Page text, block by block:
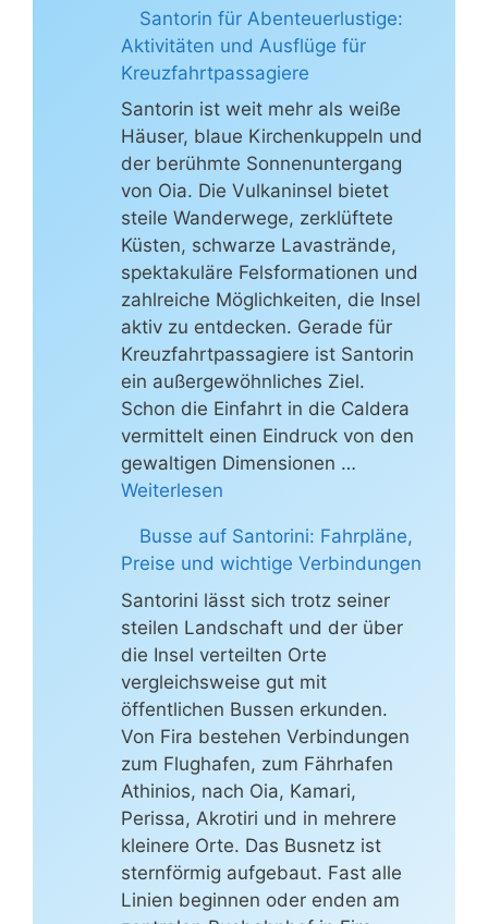
Santorin für Abenteuerlustige:
Aktivitäten und Ausflüge für
Kreuzfahrtpassagiere
Santorin ist weit mehr als weiße
Häuser, blaue Kirchenkuppeln und
der berühmte Sonnenuntergang
von Oia. Die Vulkaninsel bietet
steile Wanderwege, zerklüftete
Küsten, schwarze Lavastrände,
spektakuläre Felsformationen und
zahlreiche Möglichkeiten, die Insel
aktiv zu entdecken. Gerade für
Kreuzfahrtpassagiere ist Santorin
ein außergewöhnliches Ziel.
Schon die Einfahrt in die Caldera
vermittelt einen Eindruck von den
gewaltigen Dimensionen …
Weiterlesen
Busse auf Santorini: Fahrpläne,
Preise und wichtige Verbindungen
Santorini lässt sich trotz seiner
steilen Landschaft und der über
die Insel verteilten Orte
vergleichsweise gut mit
öffentlichen Bussen erkunden.
Von Fira bestehen Verbindungen
zum Flughafen, zum Fährhafen
Athinios, nach Oia, Kamari,
Perissa, Akrotiri und in mehrere
kleinere Orte. Das Busnetz ist
sternförmig aufgebaut. Fast alle
Linien beginnen oder enden am